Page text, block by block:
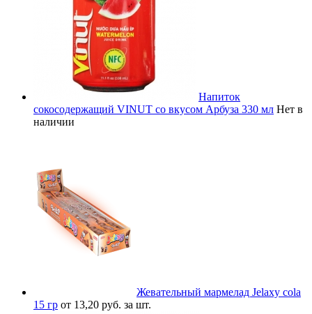
Напиток
сокосодержащий VINUT со вкусом Арбуза 330 мл Нет в
наличии
Жевательный мармелад Jelaxy cola
15 гр от 13,20 руб. за шт.